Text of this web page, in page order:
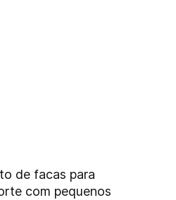
de facas para
com pequenos